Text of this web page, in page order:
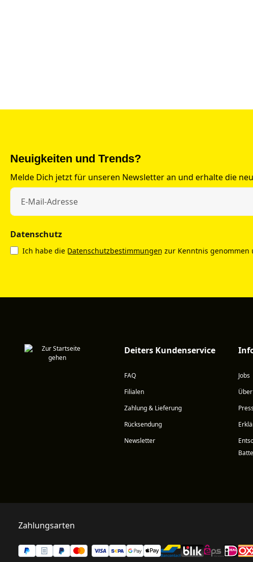
Neuigkeiten und Trends?
Melde Dich jetzt für unseren Newsletter an und erhalte die
Datenschutz
Ich habe die Datenschutzbestimmungen zur Kenntnis genommen
Deiters Kundenservice
FAQ
Filialen
Zahlung & Lieferung
Rücksendung
Newsletter
Jobs
Zahlungsarten